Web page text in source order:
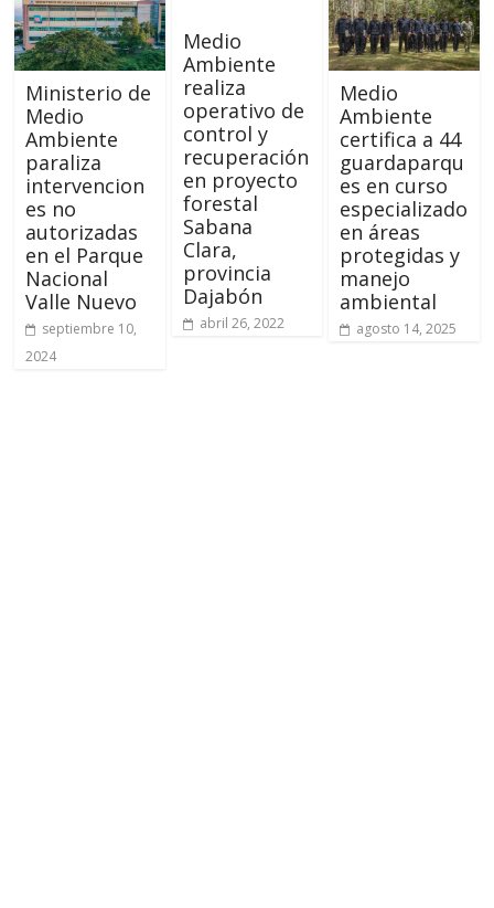
Ministerio de
Medio
Ambiente
paraliza
intervencion
es no
autorizadas
en el Parque
Nacional
Valle Nuevo
septiembre 10,
2024
Medio
Ambiente
realiza
operativo de
control y
recuperación
en proyecto
forestal
Sabana
Clara,
provincia
Dajabón
abril 26, 2022
Medio
Ambiente
certifica a 44
guardaparqu
es en curso
especializado
en áreas
protegidas y
manejo
ambiental
agosto 14, 2025